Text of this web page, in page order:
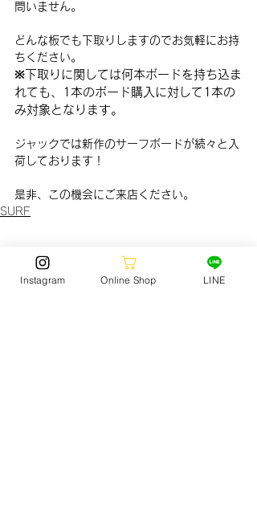
問いません。
どんな板でも下取りしますのでお気軽にお持
ちください。
※下取りに関しては何本ボードを持ち込ま
れても、1本のボード購入に対して1本の
み対象となります。
ジャックでは新作のサーフボードが続々と入
荷しております！
是非、この機会にご来店ください。
SURF
Instagram Online Shop LINE